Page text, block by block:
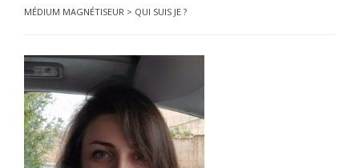
MÉDIUM MAGNÉTISEUR > QUI SUIS JE ?